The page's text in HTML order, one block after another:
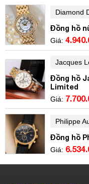
Diamond
Đồng hồ
Giá:
Jacques
Đồng hồ
Limited
Giá:
Philippe
Đồng hồ
Giá: